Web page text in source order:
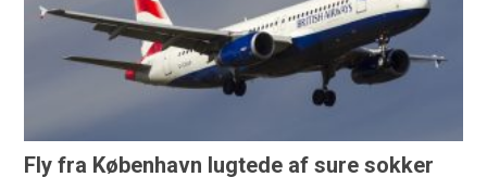
Fly fra København lugtede af sure sokker